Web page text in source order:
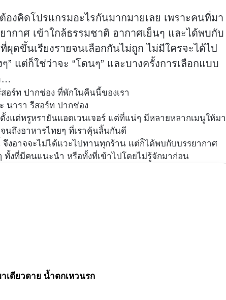
องคิดโปรแกรมอะไรกันมากมายเลย เพราะคนที่มา
กาศ เข้าใกล้ธรรมชาติ อากาศเย็นๆ และได้พบกับ
ดขึ้นเรียงรายจนเลือกกันไม่ถูก ไม่มีใครจะได้ไป
” แต่ก็ใช่ว่าจะ “โดนๆ” และบางครั้งการเลือกแบบ
…
นารา รีสอร์ท ปากช่อง
แต่หรูหรายันแอดเวนเจอร์ แต่ที่แน่ๆ มีหลายหลากเมนูให้มา
นถึงอาหารไทยๆ ที่เราคุ้นลิ้นกันดี
งอาจจะไม่ได้แวะไปทานทุกร้าน แต่ก็ได้พบกับบรรยากาศ
งที่มีคนแนะนำ หรือทั้งที่เข้าไปโดยไม่รู้จักมาก่อน
เดียวดาย น้ำตกเหวนรก